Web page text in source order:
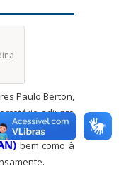
Paulo Berton,
adjunto
visita oficial à
bem como à